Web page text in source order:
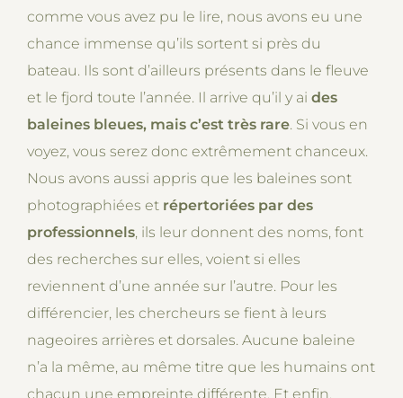
comme vous avez pu le lire, nous avons eu une
chance immense qu’ils sortent si près du
bateau. Ils sont d’ailleurs présents dans le fleuve
et le fjord toute l’année. Il arrive qu’il y ai des
baleines bleues, mais c’est très rare. Si vous en
voyez, vous serez donc extrêmement chanceux.
Nous avons aussi appris que les baleines sont
photographiées et répertoriées par des
professionnels, ils leur donnent des noms, font
des recherches sur elles, voient si elles
reviennent d’une année sur l’autre. Pour les
différencier, les chercheurs se fient à leurs
nageoires arrières et dorsales. Aucune baleine
n’a la même, au même titre que les humains ont
chacun une empreinte différente. Et enfin,